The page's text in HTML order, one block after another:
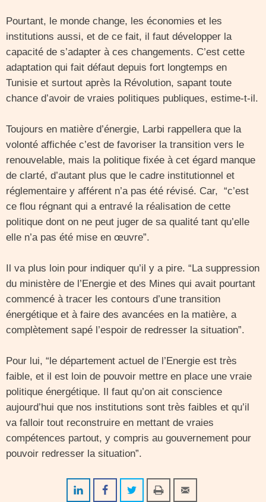
Pourtant, le monde change, les économies et les
institutions aussi, et de ce fait, il faut développer la
capacité de s’adapter à ces changements. C’est cette
adaptation qui fait défaut depuis fort longtemps en
Tunisie et surtout après la Révolution, sapant toute
chance d’avoir de vraies politiques publiques, estime-t-il.
Toujours en matière d’énergie, Larbi rappellera que la
volonté affichée c’est de favoriser la transition vers le
renouvelable, mais la politique fixée à cet égard manque
de clarté, d’autant plus que le cadre institutionnel et
réglementaire y afférent n’a pas été révisé. Car, “c’est
ce flou régnant qui a entravé la réalisation de cette
politique dont on ne peut juger de sa qualité tant qu’elle
elle n’a pas été mise en œuvre”.
Il va plus loin pour indiquer qu’il y a pire. “La suppression
du ministère de l’Energie et des Mines qui avait pourtant
commencé à tracer les contours d’une transition
énergétique et à faire des avancées en la matière, a
complètement sapé l’espoir de redresser la situation”.
Pour lui, “le département actuel de l’Energie est très
faible, et il est loin de pouvoir mettre en place une vraie
politique énergétique. Il faut qu’on ait conscience
aujourd’hui que nos institutions sont très faibles et qu’il
va falloir tout reconstruire en mettant de vraies
compétences partout, y compris au gouvernement pour
pouvoir redresser la situation”.